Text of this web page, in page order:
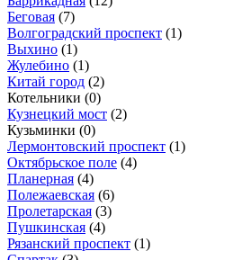
Беговая (7)
Волгоградский проспект (1)
Выхино (1)
Жулебино (1)
Китай город (2)
Котельники (0)
Кузнецкий мост (2)
Кузьминки (0)
Лермонтовский проспект (1)
Октябрьское поле (4)
Планерная (4)
Полежаевская (6)
Пролетарская (3)
Пушкинская (4)
Рязанский проспект (1)